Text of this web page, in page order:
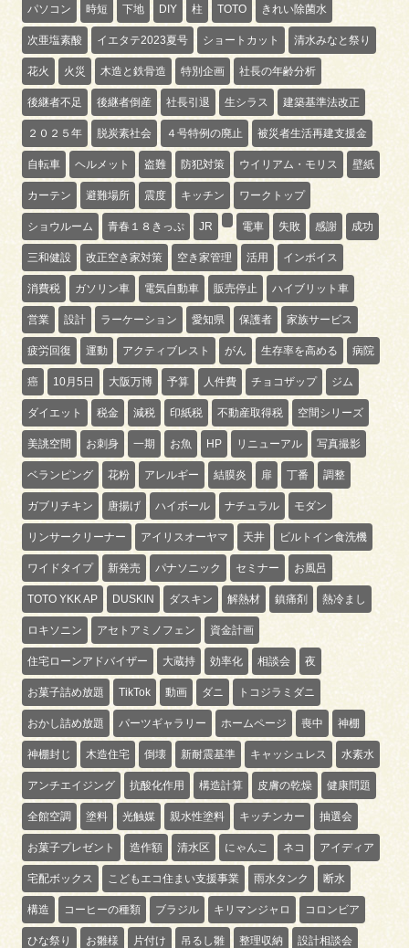
パソコン 時短 下地 DIY 柱 TOTO きれい除菌水
次亜塩素酸 イエタテ2023夏号 ショートカット 清水みなと祭り
花火 火災 木造と鉄骨造 特別企画 社長の年齢分析
後継者不足 後継者倒産 社長引退 生シラス 建築基準法改正
２０２５年 脱炭素社会 ４号特例の廃止 被災者生活再建支援金
自転車 ヘルメット 盗難 防犯対策 ウイリアム・モリス 壁紙
カーテン 避難場所 震度 キッチン ワークトップ
ショウルーム 青春１８きっぷ JR 電車 失敗 感謝 成功
三和健設 改正空き家対策 空き家管理 活用 インボイス
消費税 ガソリン車 電気自動車 販売停止 ハイブリット車
営業 設計 ラーケーション 愛知県 保護者 家族サービス
疲労回復 運動 アクティブレスト がん 生存率を高める 病院
癌 10月5日 大阪万博 予算 人件費 チョコザップ ジム
ダイエット 税金 減税 印紙税 不動産取得税 空間シリーズ
美誂空間 お刺身 一期 お魚 HP リニューアル 写真撮影
ベランピング 花粉 アレルギー 結膜炎 扉 丁番 調整
ガブリチキン 唐揚げ ハイボール ナチュラル モダン
リンサークリーナー アイリスオーヤマ 天井 ビルトイン食洗機
ワイドタイプ 新発売 パナソニック セミナー お風呂
TOTO YKK AP DUSKIN ダスキン 解熱材 鎮痛剤 熱冷まし
ロキソニン アセトアミノフェン 資金計画
住宅ローンアドバイザー 大蔵持 効率化 相談会 夜
お菓子詰め放題 TikTok 動画 ダニ トコジラミダニ
おかし詰め放題 パーツギャラリー ホームページ 喪中 神棚
神棚封じ 木造住宅 倒壊 新耐震基準 キャッシュレス 水素水
アンチエイジング 抗酸化作用 構造計算 皮膚の乾燥 健康問題
全館空調 塗料 光触媒 親水性塗料 キッチンカー 抽選会
お菓子プレゼント 造作額 清水区 にゃんこ ネコ アイディア
宅配ボックス こどもエコ住まい支援事業 雨水タンク 断水
構造 コーヒーの種類 ブラジル キリマンジャロ コロンビア
ひな祭り お雛様 片付け 吊るし雛 整理収納 設計相談会